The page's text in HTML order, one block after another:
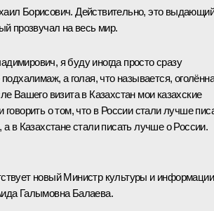
Борисович. Действительно, это
прозвучал на весь мир.
я буду иногда просто сразу
подхалимаж, а голая, что называется,
Вашего визита в Казахстан мои казахские
говорить о том, что в России стали лучше
а в Казахстане стали писать лучше о России.
новый Министр культуры и информации
Галымовна Балаева.